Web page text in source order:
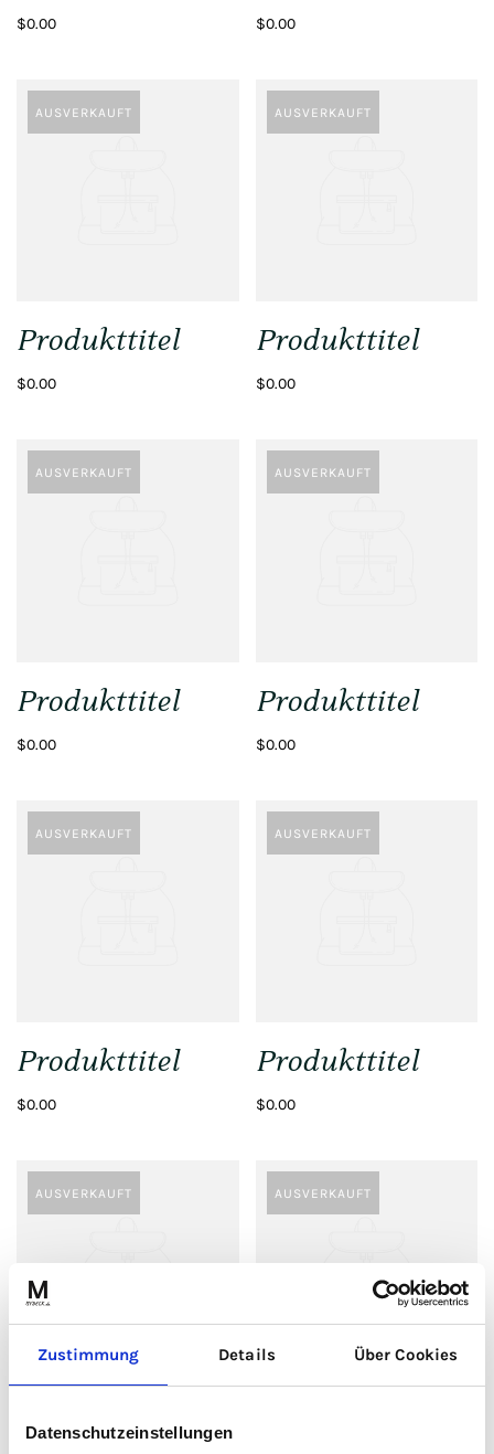
Zustimmung Details Über Cookies
Datenschutzeinstellungen
$0.00 $0.00
AUSVERKAUFT
Produkttitel
$0.00
AUSVERKAUFT
Produkttitel
$0.00
AUSVERKAUFT
Produkttitel
$0.00
AUSVERKAUFT
Produkttitel
$0.00
AUSVERKAUFT
Produkttitel
$0.00
AUSVERKAUFT
Produkttitel
$0.00
AUSVERKAUFT
Produkttitel
AUSVERKAUFT